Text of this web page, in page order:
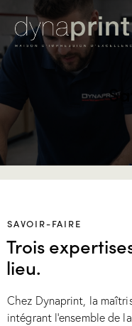
SAVOIR-FAIRE
Trois
lieu.
Chez Dynaprint, la
intégrant l’ensemble de